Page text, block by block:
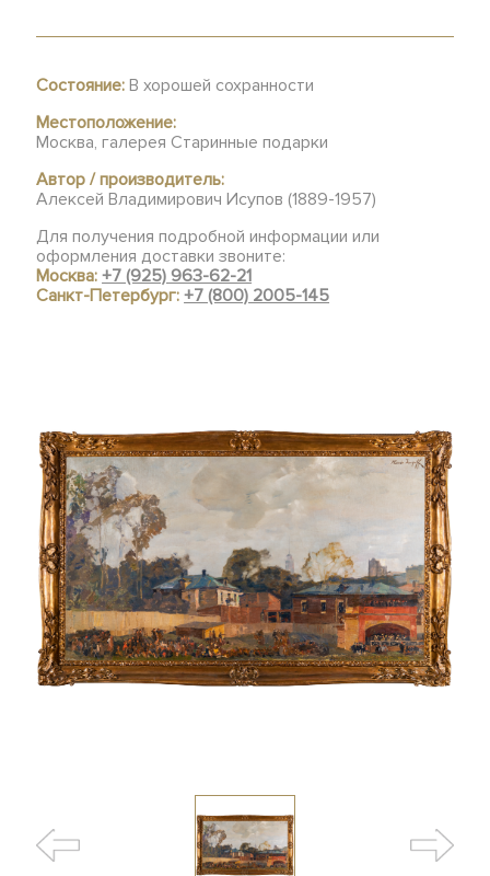
Состояние: В хорошей сохранности
Местоположение:
Москва, галерея Старинные подарки
Автор / производитель:
Алексей Владимирович Исупов (1889-1957)
Для получения подробной информации или
оформления доставки звоните:
Москва:+7 (925) 963-62-21
Санкт-Петербург:+7 (800) 2005-145